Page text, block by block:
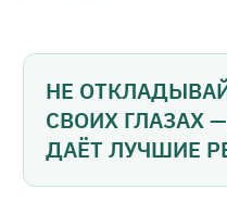
НЕ
СВОИХ ГЛАЗАХ
ДАЁТ ЛУЧШИЕ